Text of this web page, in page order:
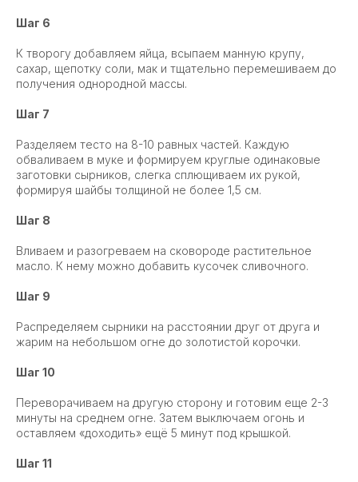
Шаг 6
К творогу добавляем яйца, всыпаем манную крупу,
сахар, щепотку соли, мак и тщательно перемешиваем до
получения однородной массы.
Шаг 7
Разделяем тесто на 8-10 равных частей. Каждую
обваливаем в муке и формируем круглые одинаковые
заготовки сырников, слегка сплющиваем их рукой,
формируя шайбы толщиной не более 1,5 см.
Шаг 8
Вливаем и разогреваем на сковороде растительное
масло. К нему можно добавить кусочек сливочного.
Шаг 9
Распределяем сырники на расстоянии друг от друга и
жарим на небольшом огне до золотистой корочки.
Шаг 10
Переворачиваем на другую сторону и готовим еще 2-3
минуты на среднем огне. Затем выключаем огонь и
оставляем «доходить» ещё 5 минут под крышкой.
Шаг 11